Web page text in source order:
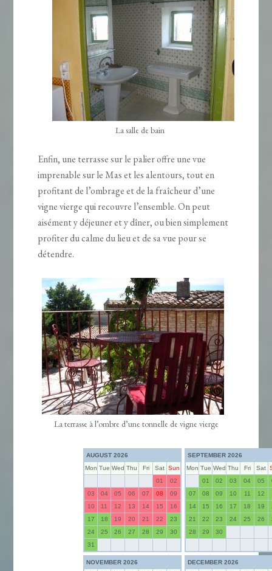
La salle de bain
Enfin, une terrasse sur le palier offre une vue
imprenable sur le Mas et les alentours, tout en
profitant de l’ombrage et de la fraîcheur d’une
vigne vierge qui recouvre l’ensemble. On peut
aisément y déjeuner et y dîner, ou bien simplement
profiter du calme du lieu et de sa vue pour se
détendre.
La terrasse à l’ombre d’une tonnelle de vigne vierge
AUGUST 2026
Mon Tue Wed Thu Fri Sat Sun
01
02
03
04 05 06 07 08
09
10
11 12 13 14 15
16
17
18 19 20 21 22
23
24
25 26 27 28 29
30
31
SEPTEMBER 2026
Mon Tue Wed Thu Fri Sat
01
02 03 04 05
07
08 09 10 11 12
14
15 16 17 18 19
21
22 23 24 25 26
28
29 30
NOVEMBER 2026
DECEMBER 2026